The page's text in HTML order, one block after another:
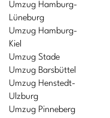
Umzug Hamburg-
Lüneburg
Umzug Hamburg-
Kiel
Umzug Stade
Umzug Barsbüttel
Umzug Henstedt-
Ulzburg
Umzug Pinneberg